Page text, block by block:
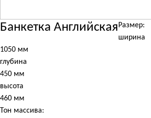
Банкетка Английская Размер:
ширина
1050 мм
глубина
450 мм
высота
460 мм
Тон массива: